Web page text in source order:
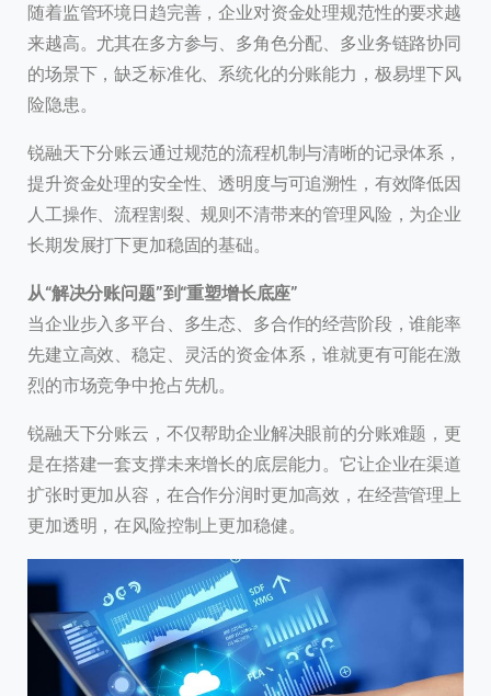
随着监管环境日趋完善，企业对资金处理规范性的要求越
来越高。尤其在多方参与、多角色分配、多业务链路协同
的场景下，缺乏标准化、系统化的分账能力，极易埋下风
险隐患。
锐融天下分账云通过规范的流程机制与清晰的记录体系，
提升资金处理的安全性、透明度与可追溯性，有效降低因
人工操作、流程割裂、规则不清带来的管理风险，为企业
长期发展打下更加稳固的基础。
从“解决分账问题”到“重塑增长底座”
当企业步入多平台、多生态、多合作的经营阶段，谁能率
先建立高效、稳定、灵活的资金体系，谁就更有可能在激
烈的市场竞争中抢占先机。
锐融天下分账云，不仅帮助企业解决眼前的分账难题，更
是在搭建一套支撑未来增长的底层能力。它让企业在渠道
扩张时更加从容，在合作分润时更加高效，在经营管理上
更加透明，在风险控制上更加稳健。